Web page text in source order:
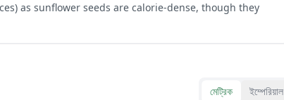
as sunflower seeds are calorie-dense, though they
মেট্রিক ইম্পেরিয়াল